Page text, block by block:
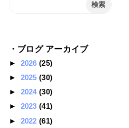
・ブログ アーカイブ
► 2026(25)
► 2025(30)
► 2024(30)
► 2023(41)
► 2022(61)